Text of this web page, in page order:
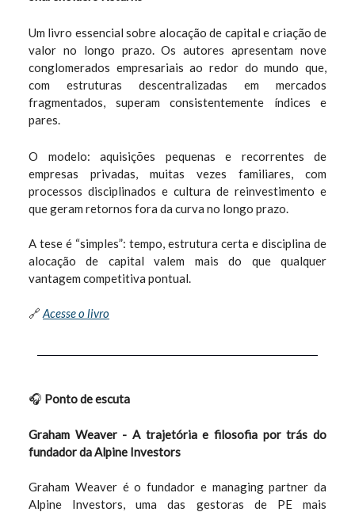
Um livro essencial sobre alocação de capital e criação de
valor no longo prazo. Os autores apresentam nove
conglomerados empresariais ao redor do mundo que,
com estruturas descentralizadas em mercados
fragmentados, superam consistentemente índices e
pares.
O modelo: aquisições pequenas e recorrentes de
empresas privadas, muitas vezes familiares, com
processos disciplinados e cultura de reinvestimento e
que geram retornos fora da curva no longo prazo.
A tese é “simples”: tempo, estrutura certa e disciplina de
alocação de capital valem mais do que qualquer
vantagem competitiva pontual.
🔗 Acesse o livro
🎧 Ponto de escuta
Graham Weaver - A trajetória e filosofia por trás do
fundador da Alpine Investors
Graham Weaver é o fundador e managing partner da
Alpine Investors, uma das gestoras de PE mais